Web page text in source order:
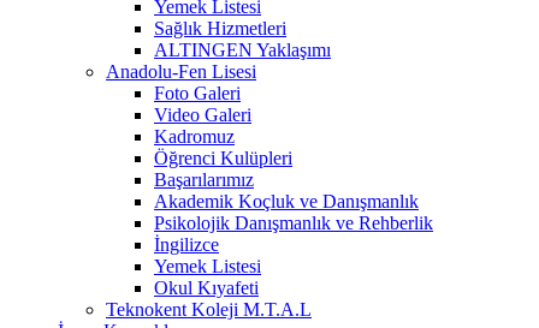
Yemek Listesi
Sağlık Hizmetleri
ALTINGEN Yaklaşımı
Anadolu-Fen Lisesi
Foto Galeri
Video Galeri
Kadromuz
Öğrenci Kulüpleri
Başarılarımız
Akademik Koçluk ve Danışmanlık
Psikolojik Danışmanlık ve Rehberlik
İngilizce
Yemek Listesi
Okul Kıyafeti
Teknokent Koleji M.T.A.L